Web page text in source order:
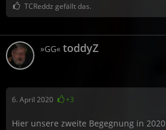
TCReddz gefällt das.
»GG« toddyZ
6. April 2020 +3
Hier unsere zweite Begegnung in 2020